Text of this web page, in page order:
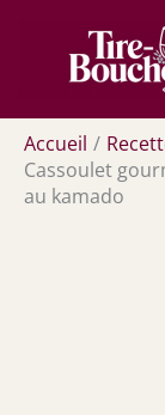
contenu
Accueil
Cassoulet
au kamado